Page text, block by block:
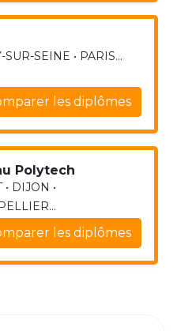
SEINE • PARIS...
les diplômes
Polytech
DIJON •
les diplômes